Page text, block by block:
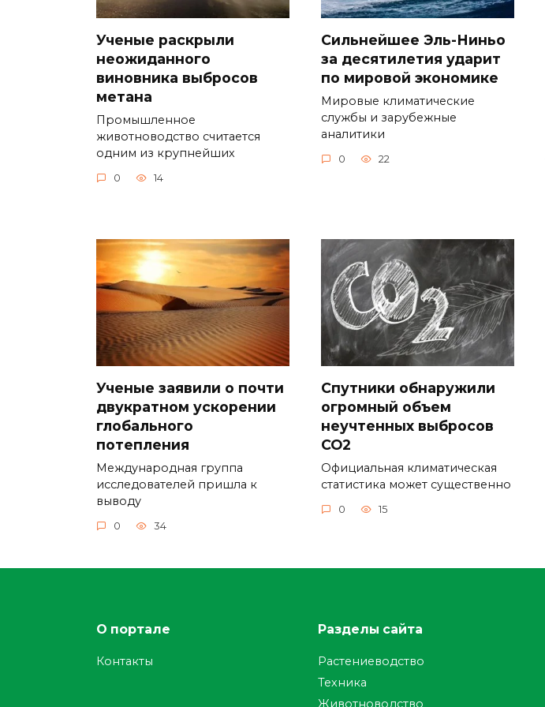
Ученые раскрыли
неожиданного
виновника выбросов
метана
Промышленное
животноводство считается
одним из крупнейших
0 14
Сильнейшее Эль-Ниньо
за десятилетия ударит
по мировой экономике
Мировые климатические
службы и зарубежные
аналитики
0 22
Ученые заявили о почти
двукратном ускорении
глобального
потепления
Международная группа
исследователей пришла к
выводу
0 34
Спутники обнаружили
огромный объем
неучтенных выбросов
CO2
Официальная климатическая
статистика может существенно
0 15
О портале
Контакты
Разделы сайта
Растениеводство
Техника
Животноводство